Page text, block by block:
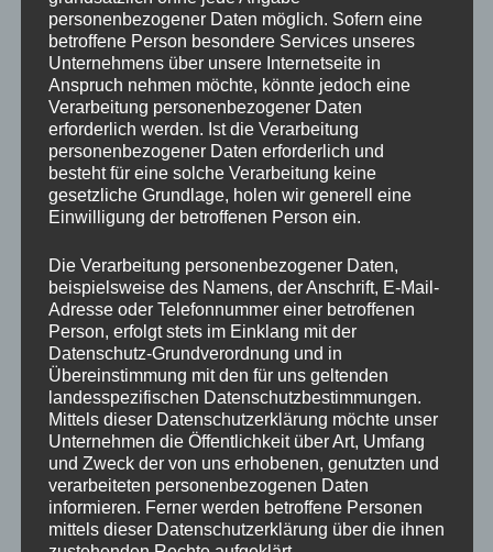
Maße
Länge: 210 cm
Breite: 30 cm
Gewicht
Ca. 39 kg
Ausstattungsart
Transportbox aus Holz mit zwei einfachen Anschnallgurten;
Fahrradkorb hinten
Zuladung
Maximale Zuladung: 60 kg
Maximales Fahrergewicht: 100 kg
Elektromotor
Reichweite abhängig von Fahrergewicht, Zuladung, Topografie
und gewählter Unterstützungsstufe 20 bis 80 Kilometer.
Buche den Artikel an dieser Station.
Arnstein-Halsheim
personenbezogener Daten möglich. Sofern eine
betroffene Person besondere Services unseres
Unternehmens über unsere Internetseite in
Anspruch nehmen möchte, könnte jedoch eine
Verarbeitung personenbezogener Daten
erforderlich werden. Ist die Verarbeitung
personenbezogener Daten erforderlich und
besteht für eine solche Verarbeitung keine
gesetzliche Grundlage, holen wir generell eine
Einwilligung der betroffenen Person ein.
Die Verarbeitung personenbezogener Daten,
beispielsweise des Namens, der Anschrift, E-Mail-
Adresse oder Telefonnummer einer betroffenen
Person, erfolgt stets im Einklang mit der
Datenschutz-Grundverordnung und in
Übereinstimmung mit den für uns geltenden
landesspezifischen Datenschutzbestimmungen.
Mittels dieser Datenschutzerklärung möchte unser
Unternehmen die Öffentlichkeit über Art, Umfang
und Zweck der von uns erhobenen, genutzten und
verarbeiteten personenbezogenen Daten
informieren. Ferner werden betroffene Personen
mittels dieser Datenschutzerklärung über die ihnen